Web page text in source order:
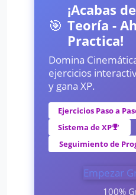
🎯
¡Acabas
Teoría -
Practica!
Domina
ejercicios
y gana XP.
Ejercicios Paso a
Sistema de XP
Seguimiento de
Empezar
100%